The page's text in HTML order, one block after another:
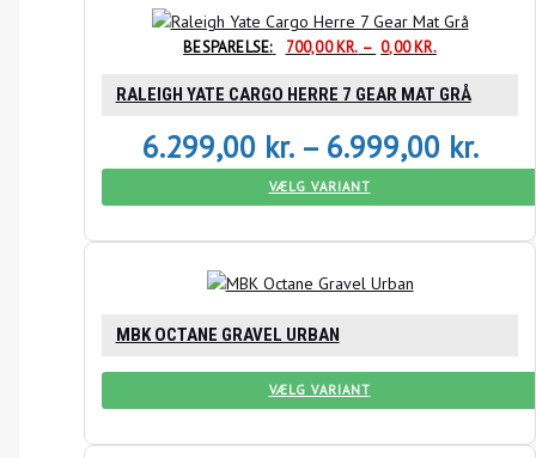
BESPARELSE: 700,00KR. – 0,00KR.
RALEIGH YATE CARGO HERRE 7 GEAR MAT GRÅ
6.299,00 kr. – 6.999,00 kr.
VÆLG VARIANT
MBK OCTANE GRAVEL URBAN
VÆLG VARIANT